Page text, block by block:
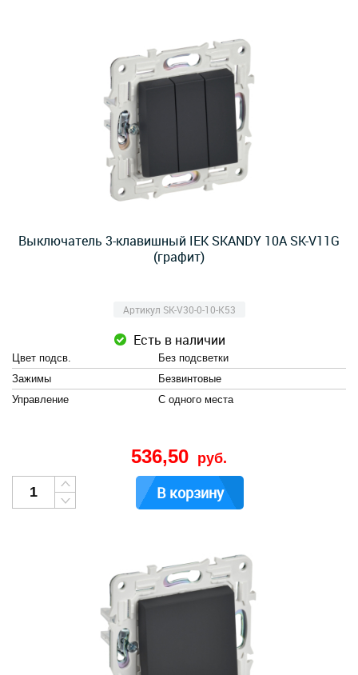
Выключатель 3-клавишный IEK SKANDY 10А SK-V11G
(графит)
Артикул SK-V30-0-10-K53
Есть в наличии
Цвет подсв.
Без подсветки
Зажимы
Безвинтовые
Управление
С одного места
536,50 руб.
В корзину